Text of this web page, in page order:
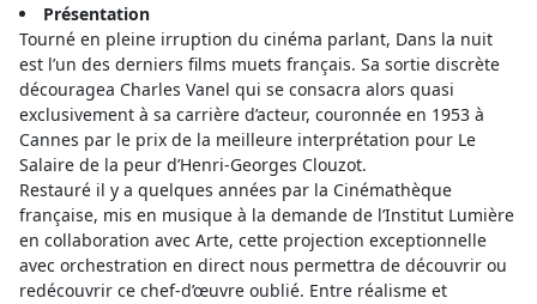
Présentation
Tourné en pleine irruption du cinéma parlant, Dans la nuit
est l’un des derniers films muets français. Sa sortie discrète
découragea Charles Vanel qui se consacra alors quasi
exclusivement à sa carrière d’acteur, couronnée en 1953 à
Cannes par le prix de la meilleure interprétation pour Le
Salaire de la peur d’Henri-Georges Clouzot.
Restauré il y a quelques années par la Cinémathèque
française, mis en musique à la demande de l’Institut Lumière
en collaboration avec Arte, cette projection exceptionnelle
avec orchestration en direct nous permettra de découvrir ou
redécouvrir ce chef-d’œuvre oublié. Entre réalisme et